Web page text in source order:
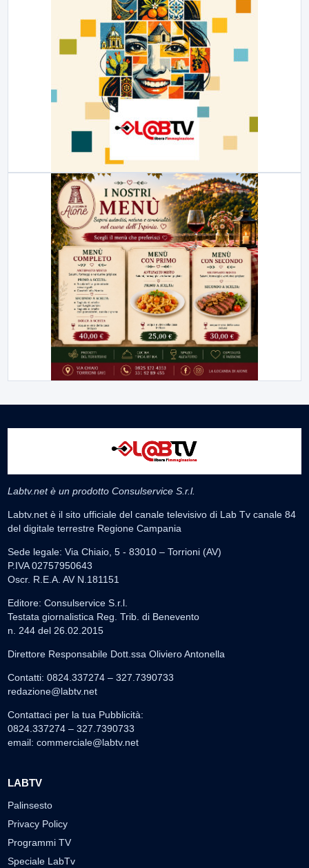
Labtv.net è un prodotto Consulservice S.r.l.
Labtv.net è il sito ufficiale del canale televisivo di Lab Tv canale 84
del digitale terrestre Regione Campania
Sede legale: Via Chiaio, 5 - 83010 – Torrioni (AV)
P.IVA 02757950643
Oscr. R.E.A. AV N.181151
Editore: Consulservice S.r.l.
Testata giornalistica Reg. Trib. di Benevento
n. 244 del 26.02.2015
Direttore Responsabile Dott.ssa Oliviero Antonella
Contatti: 0824.337274 – 327.7390733
redazione@labtv.net
Contattaci per la tua Pubblicità:
0824.337274 – 327.7390733
email: commerciale@labtv.net
LABTV
Palinsesto
Privacy Policy
Programmi TV
Speciale LabTv